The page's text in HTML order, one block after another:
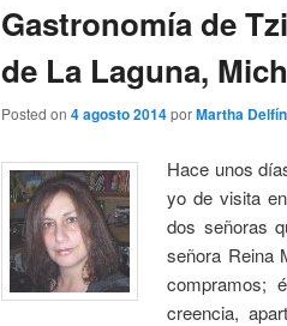
Gastronomía de
de La Laguna,
Posted on 4 agosto 2014porMartha
Hace unos
yo de visita
dos señoras
señora Reina
compramos;
creencia,